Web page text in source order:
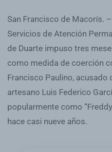
San Francisco de Macorís.
Servicios de Atención
de Duarte impuso tres
como medida de coerción
Francisco Paulino, acusado
artesano Luis Federico
popularmente como
hace casi nueve años.